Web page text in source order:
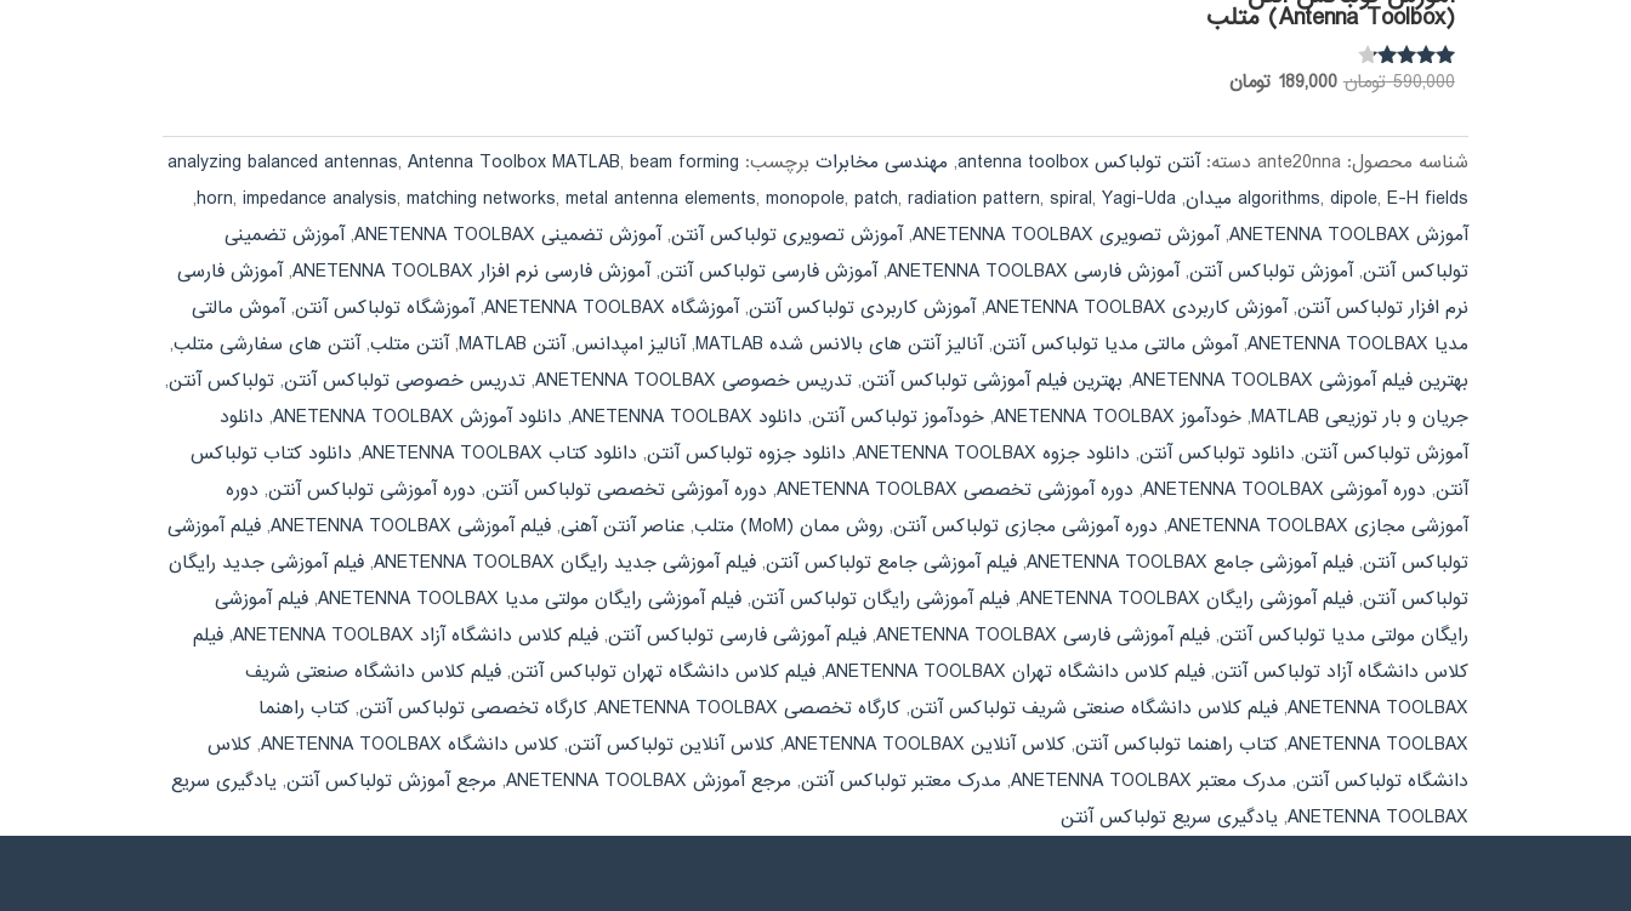
(Antenna Toolbox) متلب
نمره
590,000 تومان قیمت
590,000 تومان
بود.
189,000 تومان
189,000 تومان.
شناسه محصول:ante20nna دسته:آنتن تولباکس antenna toolbox , مهندسی مخابرات برچسب: analyzing balanced antennas, Antenna Toolbox MATLAB, beam forming
algorithms, dipole, E-H fields میدان ,
horn, impedance analysis, matching networks, metal antenna elements, monopole, patch, radiation pattern, spiral, Yagi-Uda
,
آموزش ANETENNA TOOLBAX
,آموزش تصویری ANETENNA TOOLBAX ,آموزش تصویری تولباکس آنتن,آموزش تضمینی ANETENNA TOOLBAX ,آموزش تضمینی
تولباکس آنتن,آموزش تولباکس آنتن,آموزش فارسی ANETENNA TOOLBAX ,آموزش فارسی تولباکس آنتن,آموزش فارسی نرم افزار ANETENNA TOOLBAX ,آموزش فارسی
نرم افزار تولباکس آنتن,آموزش کاربردی ANETENNA TOOLBAX ,آموزش کاربردی تولباکس آنتن,آموزشگاه ANETENNA TOOLBAX ,آموزشگاه تولباکس آنتن,آموش مالتی
مدیا ANETENNA TOOLBAX
,آموش مالتی مدیا تولباکس آنتن,آنالیز آنتن های بالانس شده MATLAB ,آنالیز امپدانس,آنتن MATLAB ,آنتن متلب,آنتن های سفارشی متلب,
بهترین فیلم آموزشی ANETENNA TOOLBAX
, بهترین فیلم آموزشی تولباکس آنتن,تدریس خصوصی ANETENNA TOOLBAX ,تدریس خصوصی تولباکس آنتن,تولباکس آنتن,
جریان و بار توزیعی MATLAB
,خودآموز ANETENNA TOOLBAX ,خودآموز تولباکس آنتن, دانلود ANETENNA TOOLBAX , دانلود آموزش ANETENNA TOOLBAX , دانلود
آموزش تولباکس آنتن, دانلود تولباکس آنتن, دانلود جزوه ANETENNA TOOLBAX , دانلود جزوه تولباکس آنتن, دانلود کتاب ANETENNA TOOLBAX , دانلود کتاب تولباکس
آنتن, دوره آموزشی ANETENNA TOOLBAX , دوره آموزشی تخصصی ANETENNA TOOLBAX , دوره آموزشی تخصصی تولباکس آنتن, دوره آموزشی تولباکس آنتن, دوره
آموزشی مجازی ANETENNA TOOLBAX
, دوره آموزشی مجازی تولباکس آنتن, روش ممان (MoM) متلب ,عناصر آنتن آهنی,فیلم آموزشی ANETENNA TOOLBAX ,فیلم آموزشی
تولباکس آنتن,فیلم آموزشی جامع ANETENNA TOOLBAX ,فیلم آموزشی جامع تولباکس آنتن,فیلم آموزشی جدید رایگان ANETENNA TOOLBAX ,فیلم آموزشی جدید رایگان
تولباکس آنتن,فیلم آموزشی رایگان ANETENNA TOOLBAX ,فیلم آموزشی رایگان تولباکس آنتن,فیلم آموزشی رایگان مولتی مدیا ANETENNA TOOLBAX ,فیلم آموزشی
رایگان مولتی مدیا تولباکس آنتن,فیلم آموزشی فارسی ANETENNA TOOLBAX ,فیلم آموزشی فارسی تولباکس آنتن,فیلم کلاس دانشگاه آزاد ANETENNA TOOLBAX ,فیلم
کلاس دانشگاه آزاد تولباکس آنتن,فیلم کلاس دانشگاه تهران ANETENNA TOOLBAX ,فیلم کلاس دانشگاه تهران تولباکس آنتن,فیلم کلاس دانشگاه صنعتی شریف
ANETENNA TOOLBAX
,فیلم کلاس دانشگاه صنعتی شریف تولباکس آنتن,کارگاه تخصصی ANETENNA TOOLBAX ,کارگاه تخصصی تولباکس آنتن,کتاب راهنما
ANETENNA TOOLBAX
,کتاب راهنما تولباکس آنتن,کلاس آنلاین ANETENNA TOOLBAX ,کلاس آنلاین تولباکس آنتن,کلاس دانشگاه ANETENNA TOOLBAX ,کلاس
دانشگاه تولباکس آنتن, مدرک معتبر ANETENNA TOOLBAX , مدرک معتبر تولباکس آنتن, مرجع آموزش ANETENNA TOOLBAX , مرجع آموزش تولباکس آنتن, یادگیری سریع
ANETENNA TOOLBAX
, یادگیری سریع تولباکس آنتن